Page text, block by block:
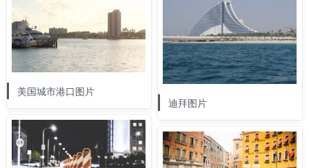
美国城市港口图片
迪拜图片